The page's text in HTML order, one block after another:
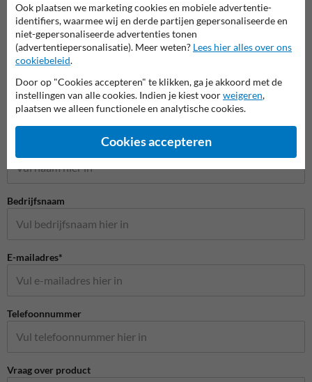
Stel je vraag aan Huisnummerpaal.nl
Bedrijfsnaam
E-mailadres*
Telefoonnummer
Vraag over product
Ook plaatsen we marketing cookies en mobiele advertentie-
identifiers, waarmee wij en derde partijen gepersonaliseerde en
niet-gepersonaliseerde advertenties tonen
(advertentiepersonalisatie). Meer weten? Lees hier alles over ons
cookiebeleid.
Door op "Cookies accepteren" te klikken, ga je akkoord met de
instellingen van alle cookies. Indien je kiest voorweigeren,
plaatsen we alleen functionele en analytische cookies.
Cookies accepteren